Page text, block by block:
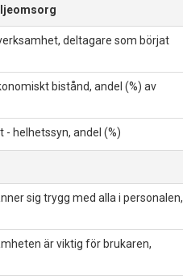
deltagare som börjat
bistånd, andel (%) av
helhetssyn, andel (%)
sig trygg med alla i personalen,
är viktig för brukaren,